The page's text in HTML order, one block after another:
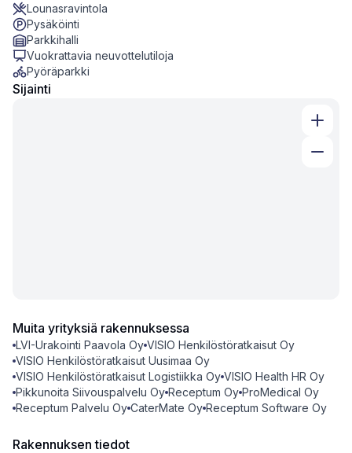
Lounasravintola
Pysäköinti
Parkkihalli
Vuokrattavia neuvottelutiloja
Pyöräparkki
Sijainti
Muita yrityksiä rakennuksessa
LVI-Urakointi Paavola Oy VISIO Henkilöstöratkaisut Oy
VISIO Henkilöstöratkaisut Uusimaa Oy
VISIO Henkilöstöratkaisut Logistiikka Oy VISIO Health HR Oy
Pikkunoita Siivouspalvelu Oy Receptum Oy ProMedical Oy
Receptum Palvelu Oy CaterMate Oy Receptum Software Oy
Rakennuksen tiedot